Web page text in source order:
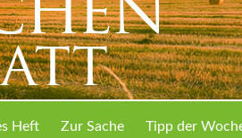
Heft Zur Sache Tipp der